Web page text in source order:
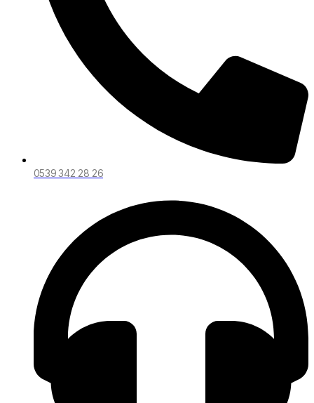
0539 342 28 26